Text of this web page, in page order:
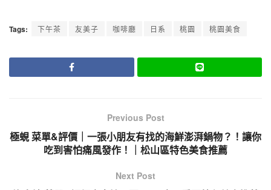
Tags: 下午茶 友美子 咖啡廳 日系 桃園 桃園美食
Previous Post
極蜆 菜單&評價｜一張小朋友有找的海鮮澎湃鍋物？！讓你
吃到害怕痛風發作！｜松山區特色美食推薦
Next Post